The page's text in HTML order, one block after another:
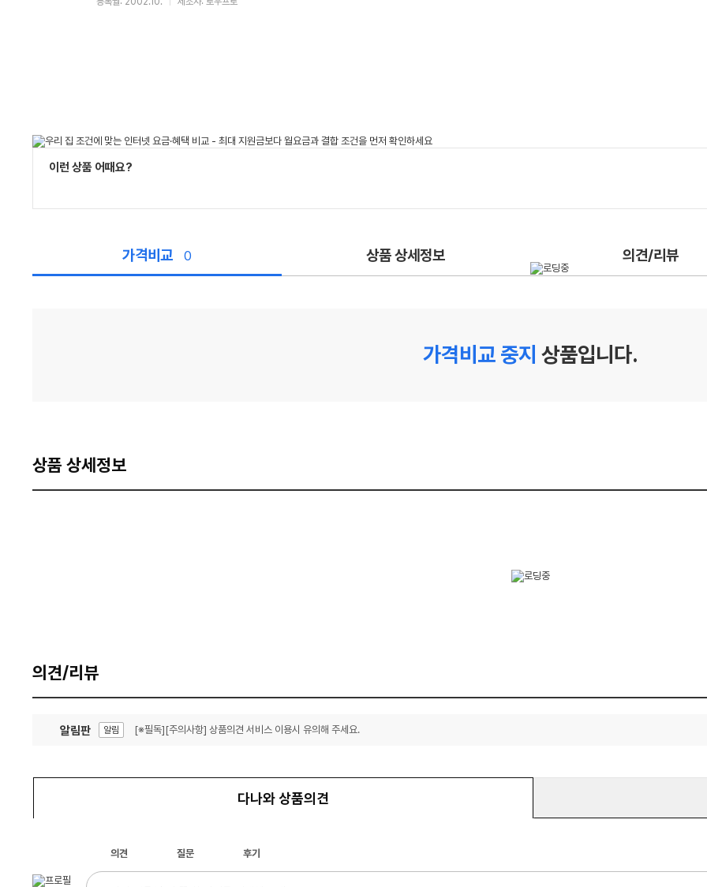
이런 상품 어때요?
가격비교 0 상품 상세정보 의견/리뷰
가격비교 중지 상품입니다.
상품 상세정보
의견/리뷰
알림판 알림 [※필독][주의사항] 상품의견 서비스 이용시 유의해 주세요.
다나와 상품의견
의견 질문 후기